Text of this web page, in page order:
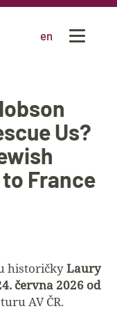
en
Us?
France
historičkyLaury
června 2026 od
AV ČR.